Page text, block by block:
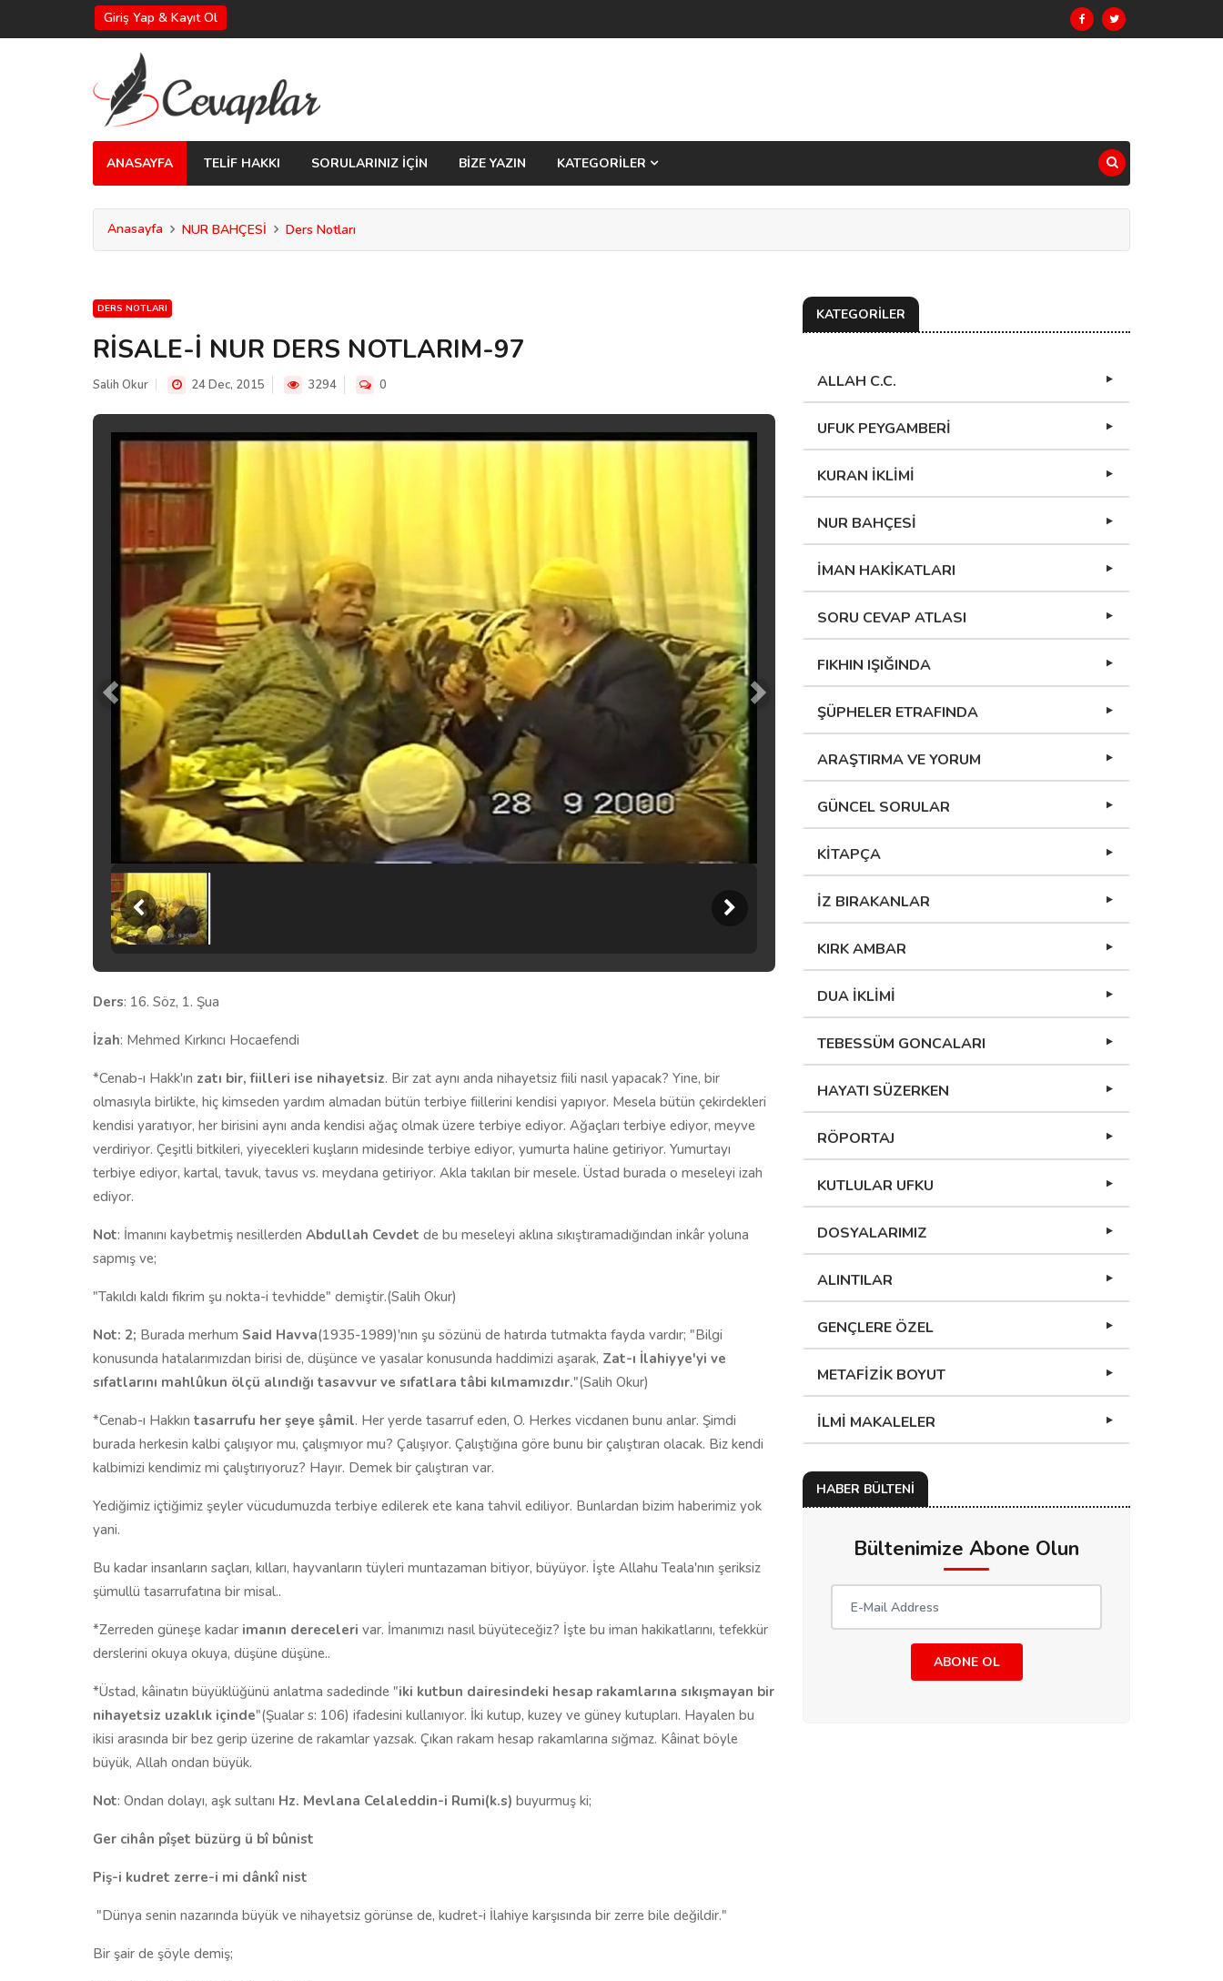
Giriş Yap & Kayıt Ol
ANASAYFA TELİF HAKKI SORULARINIZ İÇİN BİZE YAZIN KATEGORİLER
Anasayfa NUR BAHÇESİ Ders Notları
DERS NOTLARI
RİSALE-İ NUR DERS NOTLARIM-97
Salih Okur 24 Dec, 2015 3294 0
Ders: 16. Söz, 1. Şua
İzah: Mehmed Kırkıncı Hocaefendi
*Cenab-ı Hakk'ın zatı bir, fiilleri ise nihayetsiz. Bir zat aynı anda nihayetsiz fiili nasıl yapacak? Yine, bir
olmasıyla birlikte, hiç kimseden yardım almadan bütün terbiye fiillerini kendisi yapıyor. Mesela bütün çekirdekleri
kendisi yaratıyor, her birisini aynı anda kendisi ağaç olmak üzere terbiye ediyor. Ağaçları terbiye ediyor, meyve
verdiriyor. Çeşitli bitkileri, yiyecekleri kuşların midesinde terbiye ediyor, yumurta haline getiriyor. Yumurtayı
terbiye ediyor, kartal, tavuk, tavus vs. meydana getiriyor. Akla takılan bir mesele. Üstad burada o meseleyi izah
ediyor.
Not: İmanını kaybetmiş nesillerden Abdullah Cevdet de bu meseleyi aklına sıkıştıramadığından inkâr yoluna
sapmış ve;
"Takıldı kaldı fikrim şu nokta-i tevhidde" demiştir.(Salih Okur)
Not: 2; Burada merhum Said Havva(1935-1989)'nın şu sözünü de hatırda tutmakta fayda vardır; "Bilgi
konusunda hatalarımızdan birisi de, düşünce ve yasalar konusunda haddimizi aşarak, Zat-ı İlahiyye'yi ve
sıfatlarını mahlûkun ölçü alındığı tasavvur ve sıfatlara tâbi kılmamızdır."(Salih Okur)
*Cenab-ı Hakkın tasarrufu her şeye şâmil. Her yerde tasarruf eden, O. Herkes vicdanen bunu anlar. Şimdi
burada herkesin kalbi çalışıyor mu, çalışmıyor mu? Çalışıyor. Çalıştığına göre bunu bir çalıştıran olacak. Biz kendi
kalbimizi kendimiz mi çalıştırıyoruz? Hayır. Demek bir çalıştıran var.
Yediğimiz içtiğimiz şeyler vücudumuzda terbiye edilerek ete kana tahvil ediliyor. Bunlardan bizim haberimiz yok
yani.
Bu kadar insanların saçları, kılları, hayvanların tüyleri muntazaman bitiyor, büyüyor. İşte Allahu Teala'nın şeriksiz
şümullü tasarrufatına bir misal..
*Zerreden güneşe kadar imanın dereceleri var. İmanımızı nasıl büyüteceğiz? İşte bu iman hakikatlarını, tefekkür
derslerini okuya okuya, düşüne düşüne..
*Üstad, kâinatın büyüklüğünü anlatma sadedinde "iki kutbun dairesindeki hesap rakamlarına sıkışmayan bir
nihayetsiz uzaklık içinde"(Şualar s: 106) ifadesini kullanıyor. İki kutup, kuzey ve güney kutupları. Hayalen bu
ikisi arasında bir bez gerip üzerine de rakamlar yazsak. Çıkan rakam hesap rakamlarına sığmaz. Kâinat böyle
büyük, Allah ondan büyük.
Not: Ondan dolayı, aşk sultanı Hz. Mevlana Celaleddin-i Rumi(k.s) buyurmuş ki;
Ger cihân pîşet büzürg ü bî bûnist
Piş-i kudret zerre-i mi dânkî nist
"Dünya senin nazarında büyük ve nihayetsiz görünse de, kudret-i İlahiye karşısında bir zerre bile değildir."
Bir şair de şöyle demiş;
KATEGORİLER
ALLAH C.C.
UFUK PEYGAMBERİ
KURAN İKLİMİ
NUR BAHÇESİ
İMAN HAKİKATLARI
SORU CEVAP ATLASI
FIKHIN IŞIĞINDA
ŞÜPHELER ETRAFINDA
ARAŞTIRMA VE YORUM
GÜNCEL SORULAR
KİTAPÇA
İZ BIRAKANLAR
KIRK AMBAR
DUA İKLİMİ
TEBESSÜM GONCALARI
HAYATI SÜZERKEN
RÖPORTAJ
KUTLULAR UFKU
DOSYALARIMIZ
ALINTILAR
GENÇLERE ÖZEL
METAFİZİK BOYUT
İLMİ MAKALELER
HABER BÜLTENİ
Bültenimize Abone Olun
ABONE OL